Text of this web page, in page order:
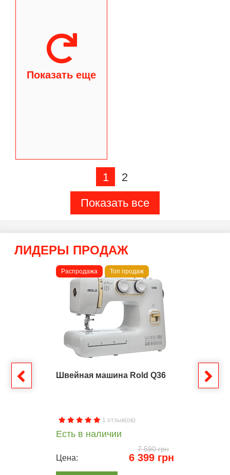
Показать еще
1
2
Показать все
ЛИДЕРЫ ПРОДАЖ
Распродажа Топ продаж
Швейная машина Rold Q36
1 отзыв(ов)
Есть в наличии
7 590 грн
Цена: 6 399 грн